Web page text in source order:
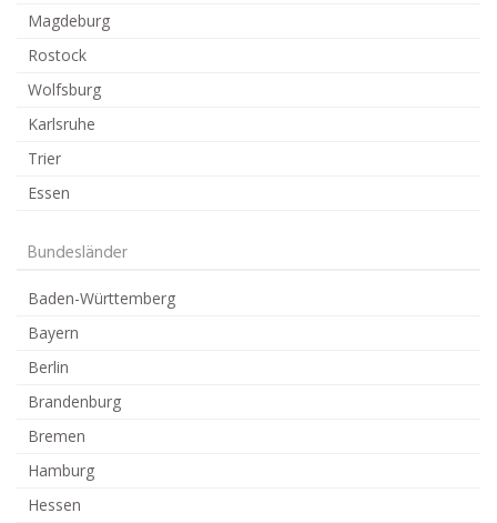
Magdeburg
Rostock
Wolfsburg
Karlsruhe
Trier
Essen
Bundesländer
Baden-Württemberg
Bayern
Berlin
Brandenburg
Bremen
Hamburg
Hessen